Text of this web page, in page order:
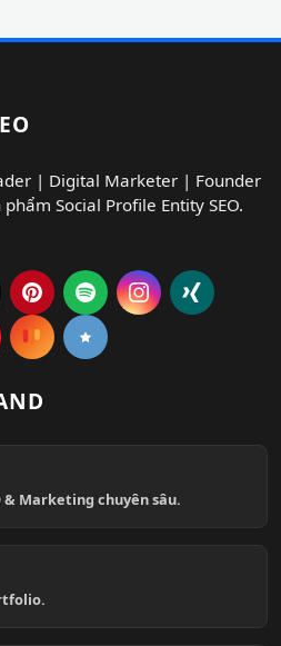
| Digital Marketer | Founder
Social Profile Entity SEO.
& Marketing chuyên sâu.